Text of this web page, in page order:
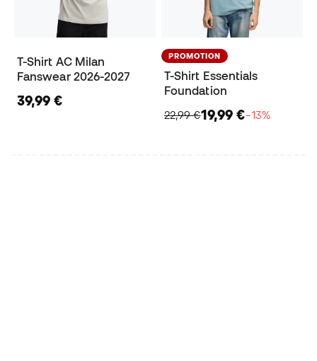
T-Shirt AC Milan
Fanswear 2026-2027
39,99 €
PROMOTION
T-Shirt Essentials
Foundation
22,99 €19,99 €−13%